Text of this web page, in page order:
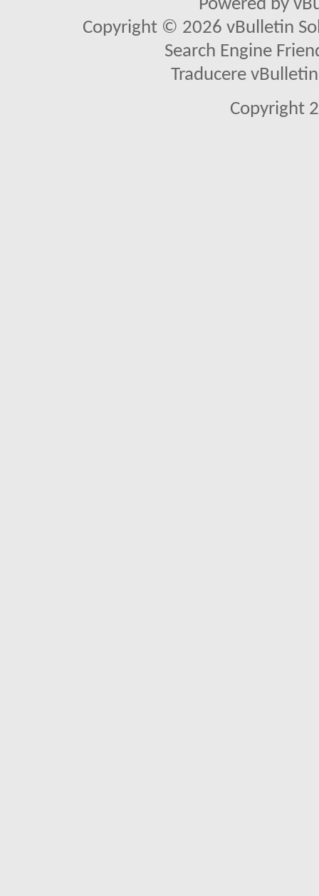
Powered by
Copyright © 2026 vBulletin
Search Engine
Traducere
Copyright